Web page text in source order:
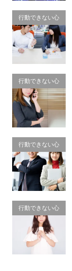
行動できない心
理・思い込み
行動できない心
理・思い込み
行動できない心
理・思い込み
行動できない心
理・思い込み